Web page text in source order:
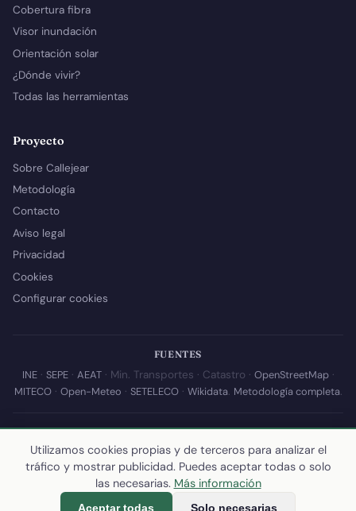
Cobertura fibra
Visor inundación
Orientación solar
¿Dónde vivir?
Todas las herramientas
Proyecto
Sobre Callejear
Metodología
Contacto
Aviso legal
Privacidad
Cookies
Configurar cookies
FUENTES
INE· SEPE· AEAT· Min. Transportes · Catastro · OpenStreetMap·
MITECO· Open-Meteo · SETELECO· Wikidata. Metodología completa.
© 2026 Callejear.com — Directorio municipal de España con datos
abiertos. Desarrollado y mantenido porYoel Castaño.
Última actualización de esta página:10 de julio de 2026
calculamos los datos
Utilizamos cookies propias y de terceros para analizar el
tráfico y mostrar publicidad. Puedes aceptar todas o solo
las necesarias. Más información
Aceptar todas Solo necesarias